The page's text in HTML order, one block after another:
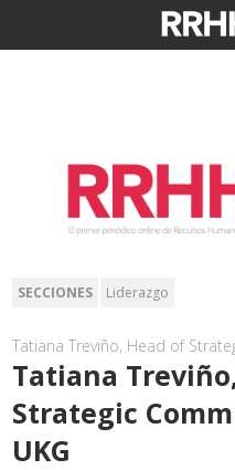
SECCIONES Liderazgo
Tatiana Treviño, Head of
Tatiana
Strategic
UKG